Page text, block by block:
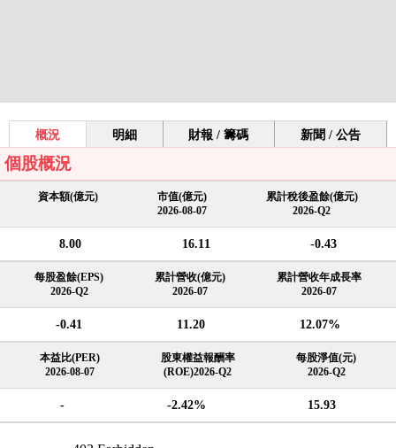
概況 明細 財報 / 籌碼 新聞 / 公告
個股概況
資本額(億元)
市值(億元)
2026-08-07
累計稅後盈餘(億元)
2026-Q2
8.00 16.11 -0.43
每股盈餘(EPS)
2026-Q2
累計營收(億元)
2026-07
累計營收年成長率
2026-07
-0.41 11.20 12.07%
本益比(PER)
2026-08-07
股東權益報酬率
(ROE)2026-Q2
每股淨值(元)
2026-Q2
- -2.42% 15.93